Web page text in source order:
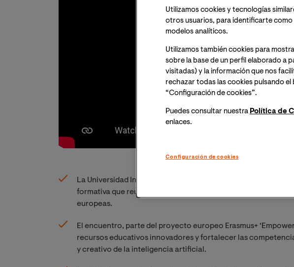
La Universidad Internacional de Valencia (VIU) organizó en
formativa que reunió a 40 docentes y formadores
europeas.
El encuentro, parte del proyecto europeo Erasmus+
recursos educativos innovadores y fortalecer las
y creativo de la inteligencia artificial.
Utilizamos cookies y tecnologías
otros usuarios, para identificarte como
modelos analíticos.
Utilizamos también cookies para
sobre la base de un perfil elaborado a
visitadas) y la información que nos
rechazar todas las cookies pulsando
“Configuración de cookies”.
Puedes consultar nuestra Política de
enlaces.
Configuración de cookies